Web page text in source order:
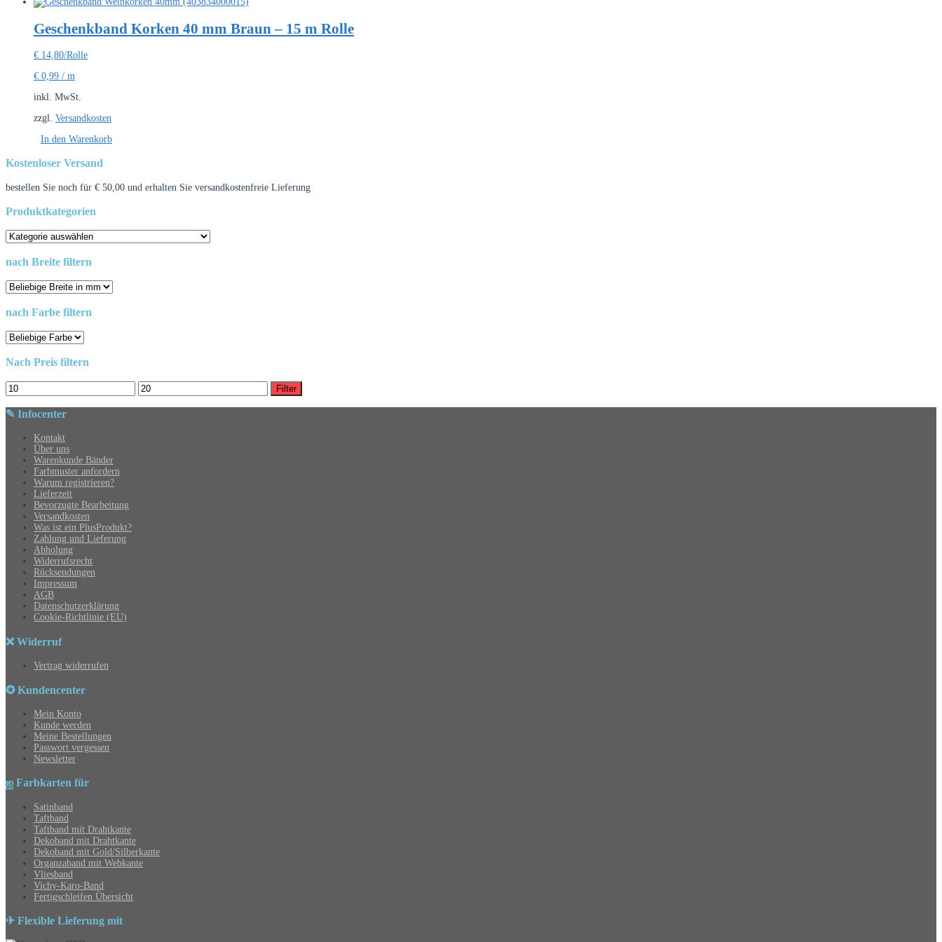
Geschenkband Korken 40 mm Braun – 15 m Rolle
€ 14,80/Rolle
€ 0,99 / m
inkl. MwSt.
zzgl. Versandkosten
In den Warenkorb
Kostenloser Versand
bestellen Sie noch für € 50,00 und erhalten Sie versandkostenfreie Lieferung
Produktkategorien
nach Breite filtern
nach Farbe filtern
Nach Preis filtern
Min.
Preis
Max.
Preis
Filter
✎ Infocenter
Kontakt
Über uns
Warenkunde Bänder
Farbmuster anfordern
Warum registrieren?
Lieferzeit
Bevorzugte Bearbeitung
Versandkosten
Was ist ein PlusProdukt?
Zahlung und Lieferung
Abholung
Widerrufsrecht
Rücksendungen
Impressum
AGB
Datenschutzerklärung
Cookie-Richtlinie (EU)
❌ Widerruf
Vertrag widerrufen
✪ Kundencenter
Mein Konto
Kunde werden
Meine Bestellungen
Passwort vergessen
Newsletter
ஐ Farbkarten für
Satinband
Taftband
Taftband mit Drahtkante
Dekoband mit Drahtkante
Dekoband mit Gold/Silberkante
Organzaband mit Webkante
Vliesband
Vichy-Karo-Band
Fertigschleifen Übersicht
✈ Flexible Lieferung mit